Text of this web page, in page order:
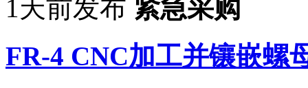
1天前发布 紧急采购
FR-4 CNC加工并镶嵌螺